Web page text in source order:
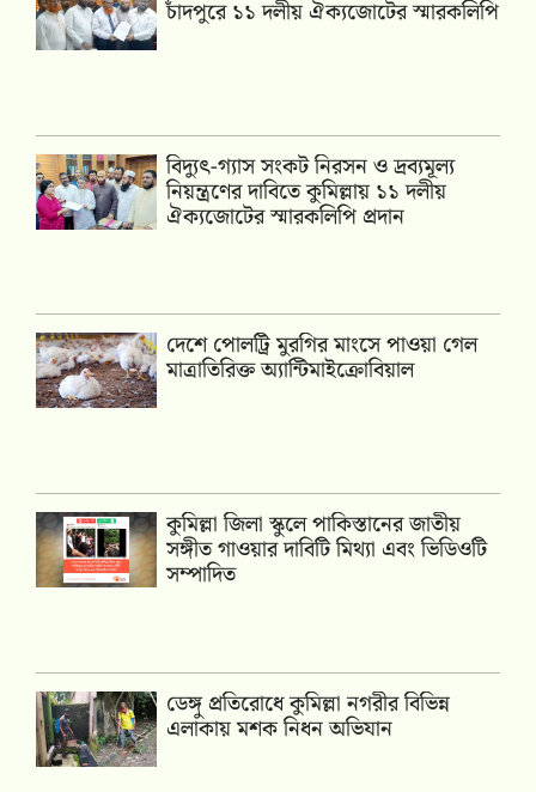
চাঁদপুরে ১১ দলীয় ঐক্যজোটের স্মারকলিপি
‎বিদ্যুৎ-গ্যাস সংকট নিরসন ও দ্রব্যমূল্য
নিয়ন্ত্রণের দাবিতে কুমিল্লায় ১১ দলীয়
ঐক‍্যজোটের স্মারকলিপি প্রদান
দেশে পোলট্রি মুরগির মাংসে পাওয়া গেল
মাত্রাতিরিক্ত অ্যান্টিমাইক্রোবিয়াল
কুমিল্লা জিলা স্কুলে পাকিস্তানের জাতীয়
সঙ্গীত গাওয়ার দাবিটি মিথ্যা এবং ভিডিওটি
সম্পাদিত
ডেঙ্গু প্রতিরোধে কুমিল্লা নগরীর বিভিন্ন
এলাকায় মশক নিধন অভিযান